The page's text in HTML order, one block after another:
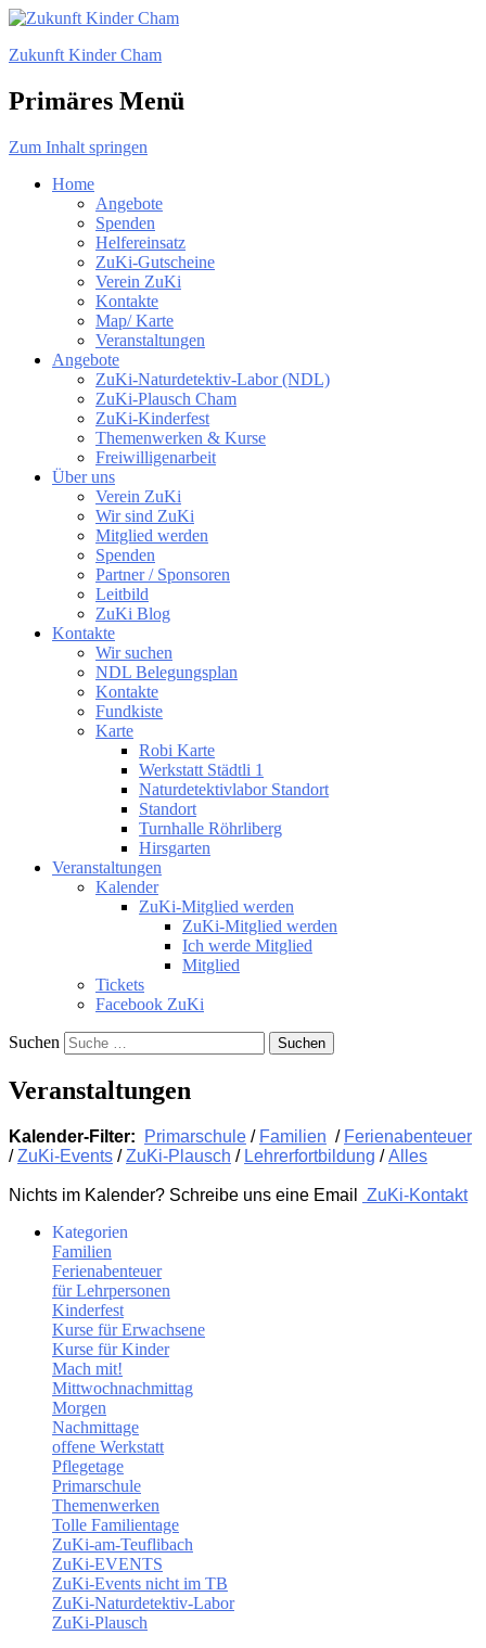
Zukunft Kinder Cham
Primäres Menü
Zum Inhalt springen
Home
Angebote
Spenden
Helfereinsatz
ZuKi-Gutscheine
Verein ZuKi
Kontakte
Map/ Karte
Veranstaltungen
Angebote
ZuKi-Naturdetektiv-Labor (NDL)
ZuKi-Plausch Cham
ZuKi-Kinderfest
Themenwerken & Kurse
Freiwilligenarbeit
Über uns
Verein ZuKi
Wir sind ZuKi
Mitglied werden
Spenden
Partner / Sponsoren
Leitbild
ZuKi Blog
Kontakte
Wir suchen
NDL Belegungsplan
Kontakte
Fundkiste
Karte
Robi Karte
Werkstatt Städtli 1
Naturdetektivlabor Standort
Standort
Turnhalle Röhrliberg
Hirsgarten
Veranstaltungen
Kalender
ZuKi-Mitglied werden
ZuKi-Mitglied werden
Ich werde Mitglied
Mitglied
Tickets
Facebook ZuKi
Suchen
Veranstaltungen
Kalender-Filter: Primarschule / Familien / Ferienabenteuer
/ZuKi-Events /ZuKi-Plausch / Lehrerfortbildung /Alles
Nichts im Kalender? Schreibe uns eine Email
ZuKi-Kontakt
Kategorien
Familien
Ferienabenteuer
für Lehrpersonen
Kinderfest
Kurse für Erwachsene
Kurse für Kinder
Mach mit!
Mittwochnachmittag
Morgen
Nachmittage
offene Werkstatt
Pflegetage
Primarschule
Themenwerken
Tolle Familientage
ZuKi-am-Teuflibach
ZuKi-EVENTS
ZuKi-Events nicht im TB
ZuKi-Naturdetektiv-Labor
ZuKi-Plausch